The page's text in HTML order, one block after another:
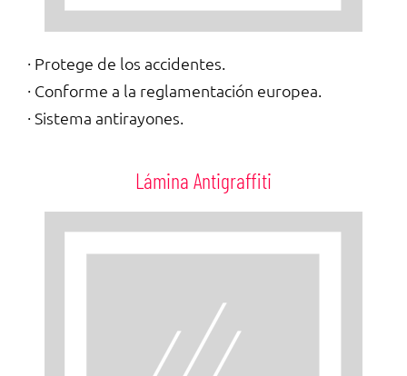
· Protege de los accidentes.
· Conforme a la reglamentación europea.
· Sistema antirayones.
Lámina Antigraffiti